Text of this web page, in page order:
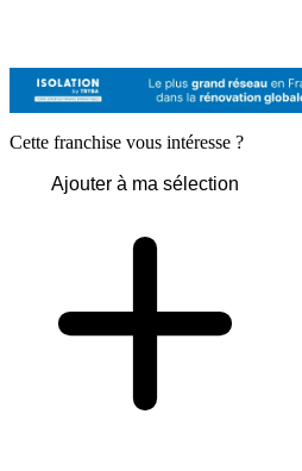
Cette franchise vous intéresse ?
Ajouter à ma sélection